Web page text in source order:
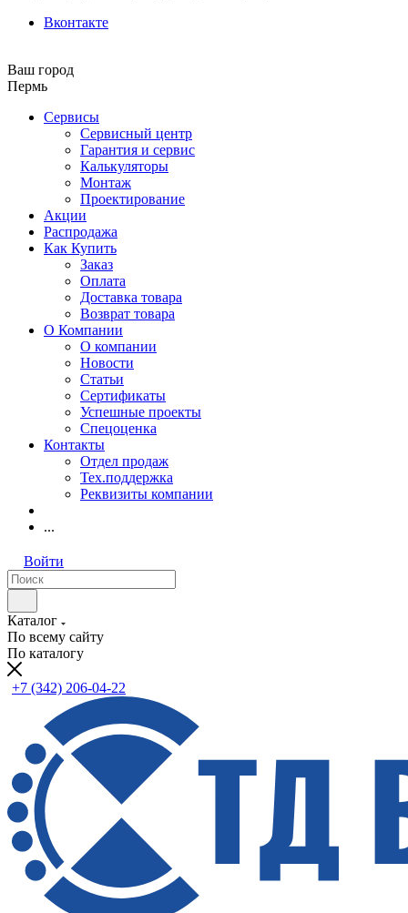
Вконтакте
Ваш город
Пермь
Сервисы
Сервисный центр
Гарантия и сервис
Калькуляторы
Монтаж
Проектирование
Акции
Распродажа
Как Купить
Заказ
Оплата
Доставка товара
Возврат товара
О Компании
О компании
Новости
Статьи
Сертификаты
Успешные проекты
Спецоценка
Контакты
Отдел продаж
Тех.поддержка
Реквизиты компании
...
Войти
Каталог
По всему сайту
По каталогу
+7 (342) 206-04-22